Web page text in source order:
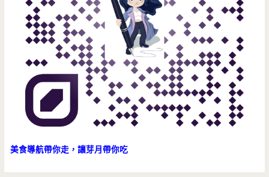
美食導航帶你走，讓芽月帶你吃